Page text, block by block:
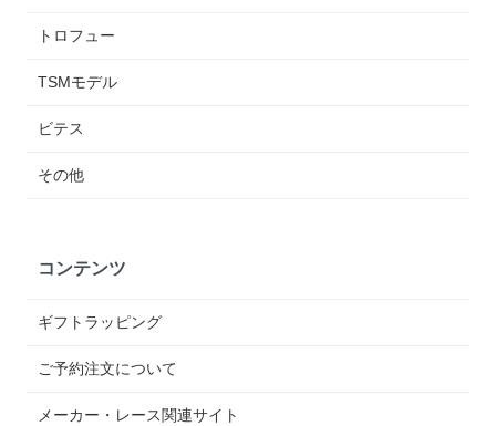
トロフュー
TSMモデル
ビテス
その他
コンテンツ
ギフトラッピング
ご予約注文について
メーカー・レース関連サイト